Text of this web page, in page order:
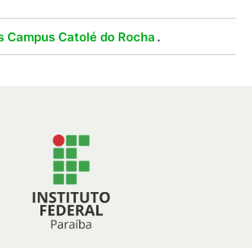
Campus Catolé do Rocha .